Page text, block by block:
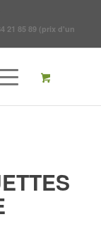
21 85 89 (prix d'un